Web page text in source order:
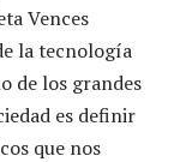
Vences
la tecnología
de los grandes
es definir
que nos